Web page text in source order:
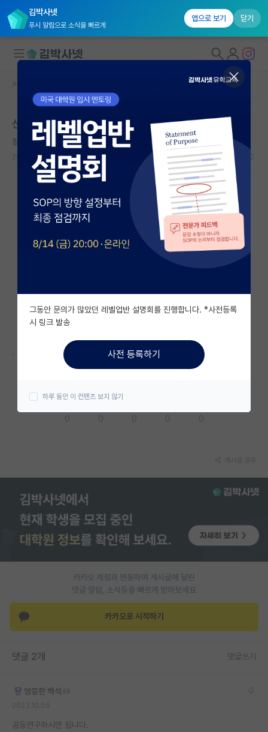
김박사넷
푸시 알림으로 소식을 빠르게
앱으로 보기 닫기
대학원생 모집
국내대학원 정보
연구실&오픈랩
커뮤니티
커뮤니티 홈
전체글보기
베스트 게시판
자유 게시판(아무개랩)
미국 유학 게시판
미국 대학원 합격 후기 게시판
대학원생 모집 게시판
연구실(PI) 홍보 게시판
취업 게시판
임용 후기 게시판
인문사회 계열 게시판
특수/전문대학원 게시판
반도체/AI 게시판
장학금/장학생 게시판
커리어
커뮤니티 홈
신생랩에서 살아남는 법
점잖은 제인 오스틴
2023.10.05 2 2276
.
카카오 계정과 연동하여 게시글에 달린
댓글 알람, 소식등을 빠르게 받아보세요
카카오로 시작하기
댓글 2개 댓글쓰기
엉뚱한 백석
공동연구하시면 됩니다.
그동안 문의가 많았던 레벨업반 설명회를 진행합니다. *사전등록
시 링크 발송
사전 등록하기
하루 동안 이 컨텐츠 보지 않기